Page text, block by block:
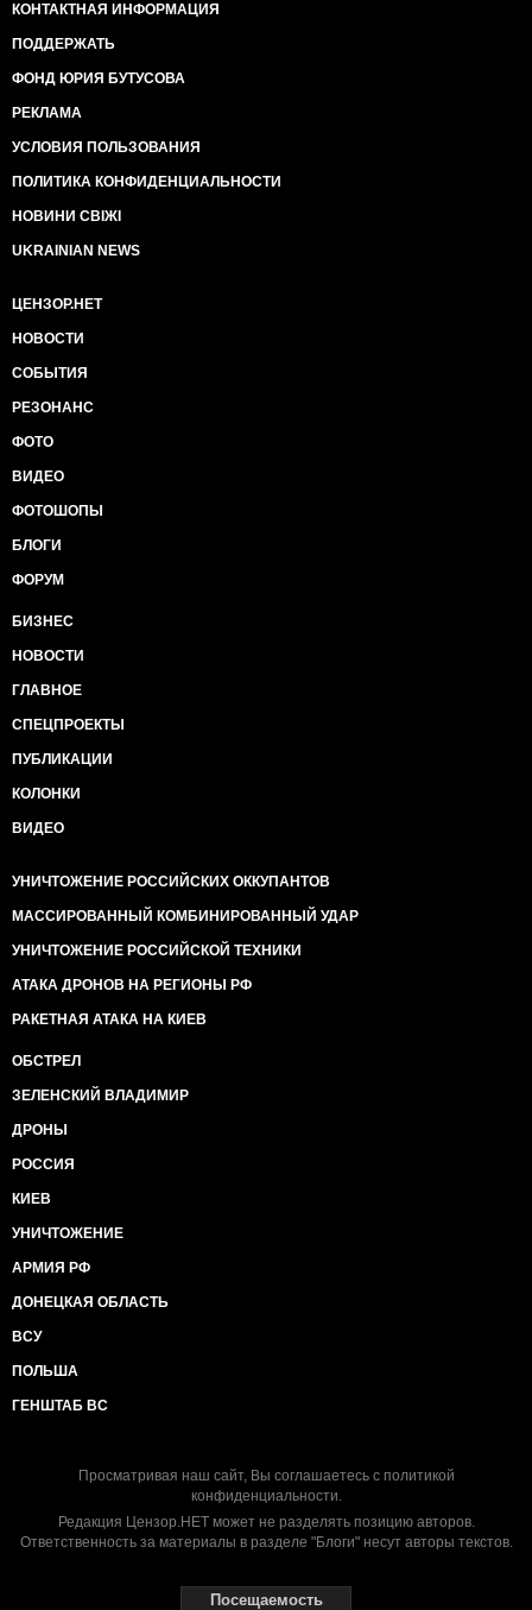
КОНТАКТНАЯ ИНФОРМАЦИЯ
ПОДДЕРЖАТЬ
ФОНД ЮРИЯ БУТУСОВА
РЕКЛАМА
УСЛОВИЯ ПОЛЬЗОВАНИЯ
ПОЛИТИКА КОНФИДЕНЦИАЛЬНОСТИ
НОВИНИ СВІЖІ
UKRAINIAN NEWS
ЦЕНЗОР.НЕТ
НОВОСТИ
СОБЫТИЯ
РЕЗОНАНС
ФОТО
ВИДЕО
ФОТОШОПЫ
БЛОГИ
ФОРУМ
БИЗНЕС
НОВОСТИ
ГЛАВНОЕ
СПЕЦПРОЕКТЫ
ПУБЛИКАЦИИ
КОЛОНКИ
ВИДЕО
УНИЧТОЖЕНИЕ РОССИЙСКИХ ОККУПАНТОВ
МАССИРОВАННЫЙ КОМБИНИРОВАННЫЙ УДАР
УНИЧТОЖЕНИЕ РОССИЙСКОЙ ТЕХНИКИ
АТАКА ДРОНОВ НА РЕГИОНЫ РФ
РАКЕТНАЯ АТАКА НА КИЕВ
ОБСТРЕЛ
ЗЕЛЕНСКИЙ ВЛАДИМИР
ДРОНЫ
РОССИЯ
КИЕВ
УНИЧТОЖЕНИЕ
АРМИЯ РФ
ДОНЕЦКАЯ ОБЛАСТЬ
ВСУ
ПОЛЬША
ГЕНШТАБ ВС
Просматривая наш сайт, Вы соглашаетесь с политикой
конфиденциальности.
Редакция Цензор.НЕТ может не разделять позицию авторов.
Ответственность за материалы в разделе "Блоги" несут авторы текстов.
Посещаемость